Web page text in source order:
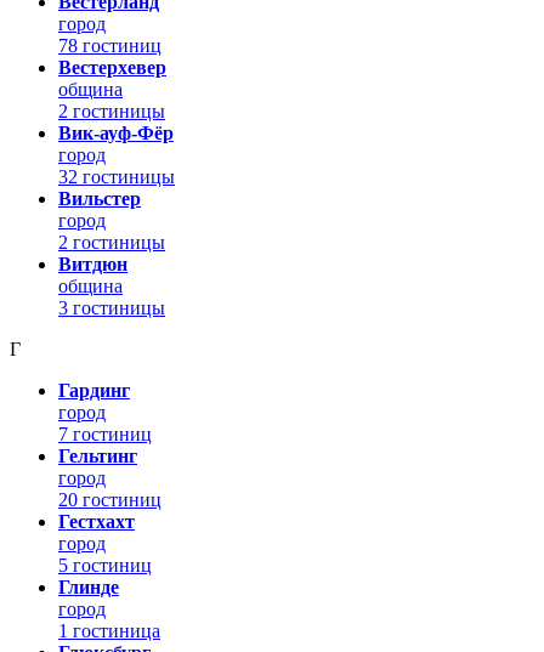
город
78 гостиниц
Вестерхевер
община
2 гостиницы
Вик-ауф-Фёр
город
32 гостиницы
Вильстер
город
2 гостиницы
Витдюн
община
3 гостиницы
Г
Гардинг
город
7 гостиниц
Гельтинг
город
20 гостиниц
Гестхахт
город
5 гостиниц
Глинде
город
1 гостиница